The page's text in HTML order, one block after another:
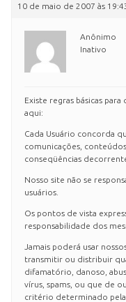
10 de maio de 2007 às
Anônimo
Inativo
Existe regras básicas
aqui:
Cada Usuário concorda
comunicações,
conseqüências
Nosso site não se
usuários.
Os pontos de vista
responsabilidade dos
Jamais poderá usar
transmitir ou distribuir
difamatório, danoso,
vírus, spams, ou que de
critério determinado